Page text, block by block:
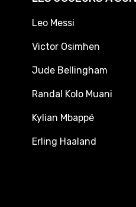
Leo Messi
Victor Osimhen
Jude Bellingham
Randal Kolo Muani
Kylian Mbappé
Erling Haaland